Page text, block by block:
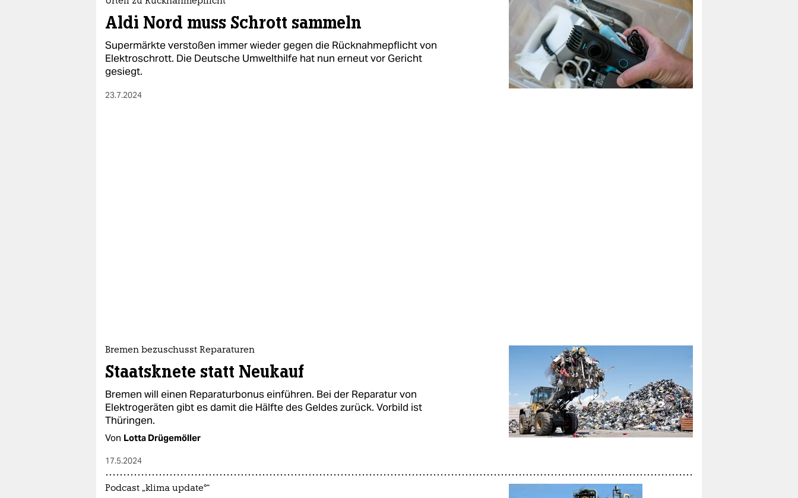
Aldi Nord muss Schrott sammeln
Supermärkte verstoßen immer wieder gegen die Rücknahmepflicht von
Elektroschrott. Die Deutsche Umwelthilfe hat nun erneut vor Gericht
gesiegt.
23.7.2024
Bremen bezuschusst Reparaturen
Staatsknete statt Neukauf
Bremen will einen Reparaturbonus einführen. Bei der Reparatur von
Elektrogeräten gibt es damit die Hälfte des Geldes zurück. Vorbild ist
Thüringen.
Von Lotta Drügemöller
17.5.2024
Podcast „klima update°“